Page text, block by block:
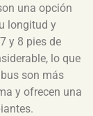
una opción
longitud y
y 8 pies de
lo que
son más
y ofrecen una